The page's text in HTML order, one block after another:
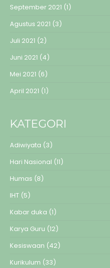
September 2021 (1)
Agustus 2021 (3)
Juli 2021 (2)
Juni 2021 (4)
Mei 2021 (6)
April 2021 (1)
KATEGORI
Adiwiyata (3)
Hari Nasional (11)
Humas (8)
IHT (5)
Kabar duka (1)
Karya Guru (12)
Kesiswaan (42)
Kurikulum (33)